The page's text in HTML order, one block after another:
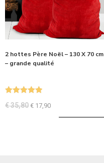
2 hottes Père Noël – 130 X 70 cm
– grande qualité
€35,80 € 17,90